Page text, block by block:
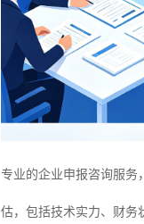
专业的企业申报咨询服务
估，包括技术实力、财务